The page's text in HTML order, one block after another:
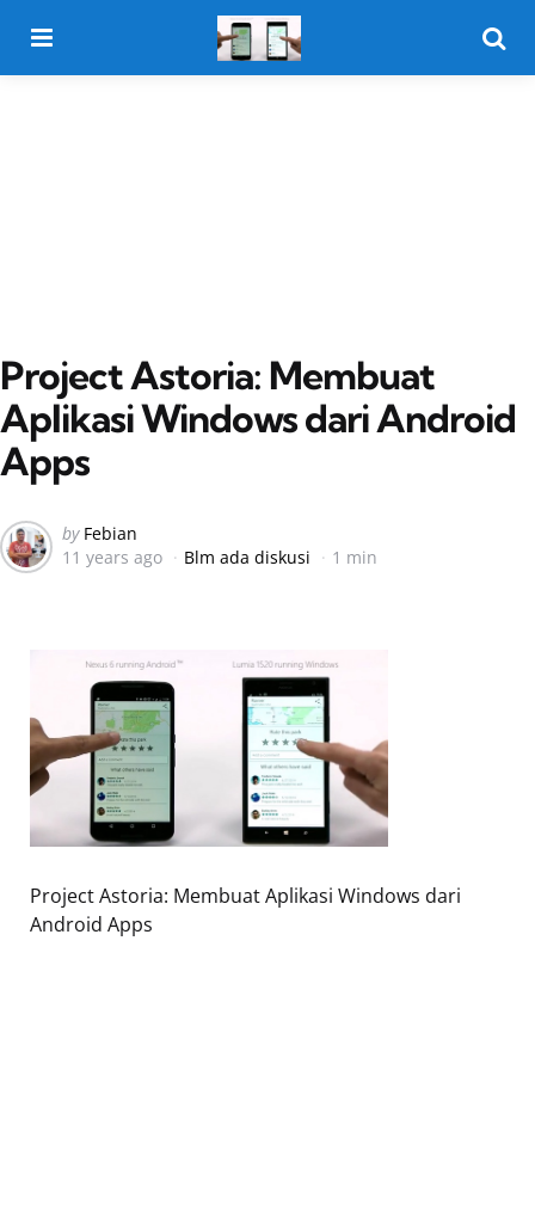
Project Astoria: Membuat
Aplikasi Windows dari Android
Apps
Posted
by
by Febian
11 years ago
Blm ada diskusi 1 min
Project Astoria: Membuat Aplikasi Windows dari
Android Apps